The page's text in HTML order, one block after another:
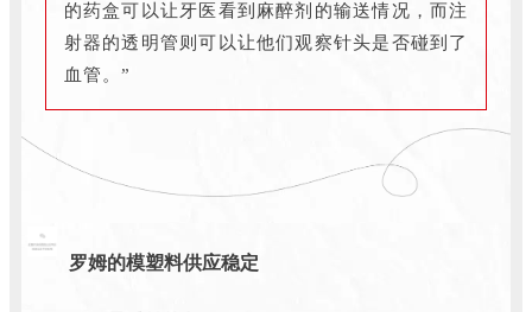
的药盒可以让牙医看到麻醉剂的输送情况，而注
射器的透明管则可以让他们观察针头是否碰到了
血管。”
罗姆的模塑料供应稳定